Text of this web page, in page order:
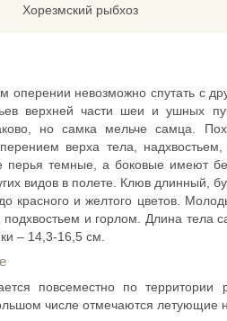
Хорезмский рыбхоз
оперении невозможно спутать с
верхней части шеи и ушных
но самка мельче самца.
верха тела,
перья темные, а боковые имеют
видов в полете. Клюв длинный,
красного и желтого цветов.
и горлом. Длина тела
– 14,3-16,5 см.
повсеместно по
числе отмечаются летующие